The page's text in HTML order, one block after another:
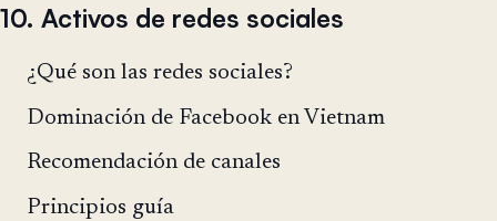
10. Activos de redes sociales
¿Qué son las redes sociales?
Dominación de Facebook en Vietnam
Recomendación de canales
Principios guía